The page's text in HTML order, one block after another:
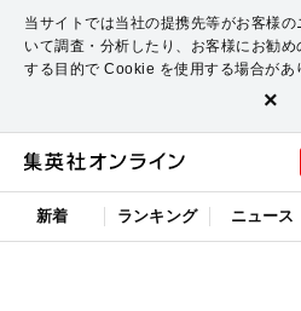
当サイトでは当社の提携先等がお客様の
いて調査・分析したり、お客様にお勧め
する目的で Cookie を使用する場合があ
×
新着 ランキング ニュース